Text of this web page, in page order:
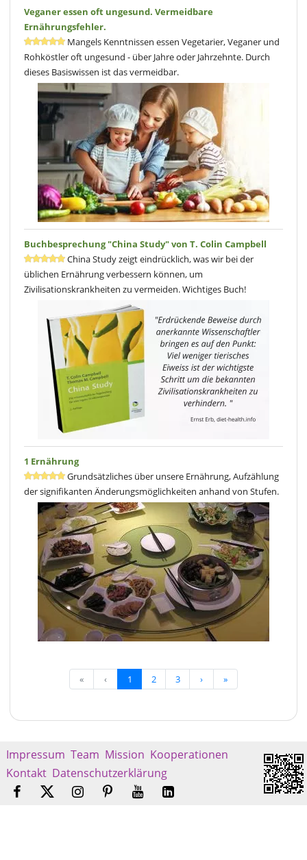
Veganer essen oft ungesund. Vermeidbare
Ernährungsfehler.
Mangels Kenntnissen essen Vegetarier, Veganer und
Rohköstler oft ungesund - über Jahre oder Jahrzehnte. Durch
dieses Basiswissen ist das vermeidbar.
Buchbesprechung "China Study" von T. Colin Campbell
China Study zeigt eindrücklich, was wir bei der
üblichen Ernährung verbessern können, um
Zivilisationskrankheiten zu vermeiden. Wichtiges Buch!
1 Ernährung
Grundsätzliches über unsere Ernährung, Aufzählung
der signifikanten Änderungsmöglichkeiten anhand von Stufen.
« ‹ 1 2 3 › »
Impressum Team Mission Kooperationen
Kontakt Datenschutzerklärung